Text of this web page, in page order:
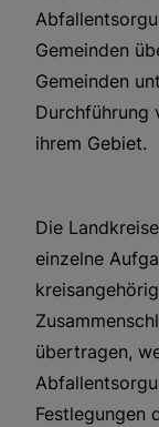
Gemeinden
Gemeinden
Durchführung
ihrem Gebiet.
Die
einzelne
übertragen,
Festlegungen